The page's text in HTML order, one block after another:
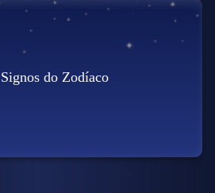
Signos do Zodíaco